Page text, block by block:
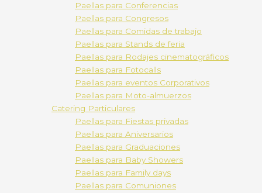
Paellas para Conferencias
Paellas para Congresos
Paellas para Comidas de trabajo
Paellas para Stands de feria
Paellas para Rodajes cinematográficos
Paellas para Fotocalls
Paellas para eventos Corporativos
Paellas para Moto-almuerzos
Catering Particulares
Paellas para Fiestas privadas
Paellas para Aniversarios
Paellas para Graduaciones
Paellas para Baby Showers
Paellas para Family days
Paellas para Comuniones